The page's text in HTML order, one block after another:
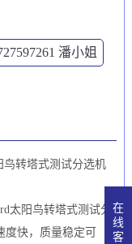
潘小姐
鸟转塔式测试分选机
太阳鸟转塔式测试分
度快，质量稳定可
在
线
客